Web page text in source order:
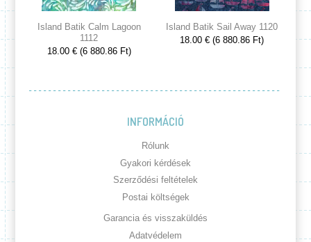
Island Batik Calm Lagoon
1112
18.00 € (6 880.86 Ft)
Island Batik Sail Away 1120
18.00 € (6 880.86 Ft)
INFORMÁCIÓ
Rólunk
Gyakori kérdések
Szerződési feltételek
Postai költségek
Garancia és visszaküldés
Adatvédelem